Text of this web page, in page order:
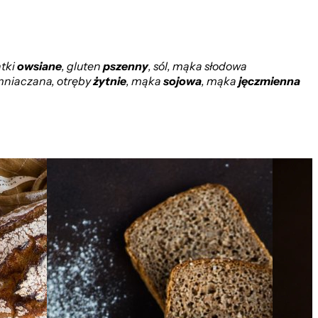
owsiane, glutenpszenny, sól, mąka słodowa
otrębyżytnie, mąkasojowa, mąkajęczmienna